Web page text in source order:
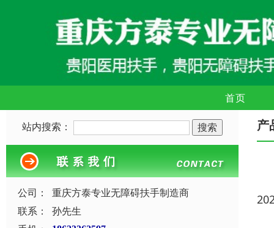
首页
站内搜索：
公司：
重庆方泰专业无障碍扶手制造商
联系：
孙先生
产